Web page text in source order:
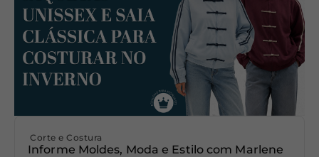
Corte e Costura
Informe Moldes, Moda e Estilo com Marlene